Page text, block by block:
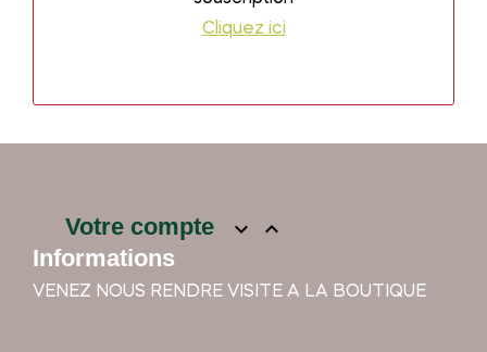
Cliquez ici
Votre compte  
Informations
VENEZ NOUS RENDRE VISITE A LA BOUTIQUE